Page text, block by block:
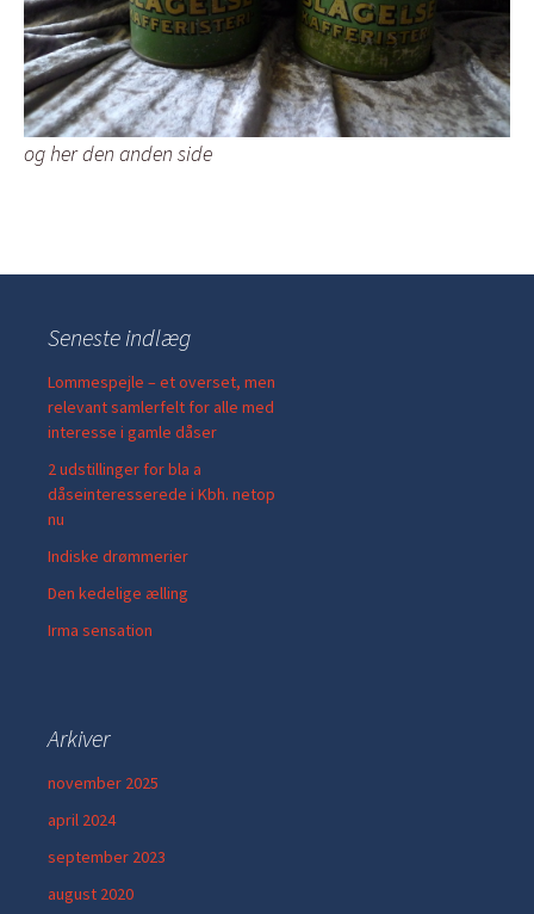
og her den anden side
Seneste indlæg
Lommespejle – et overset, men
relevant samlerfelt for alle med
interesse i gamle dåser
2 udstillinger for bla a
dåseinteresserede i Kbh. netop
nu
Indiske drømmerier
Den kedelige ælling
Irma sensation
Arkiver
november 2025
april 2024
september 2023
august 2020